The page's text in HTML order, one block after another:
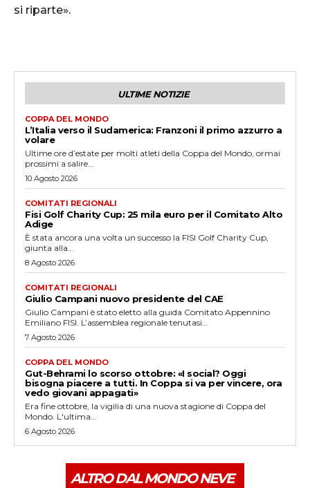
si riparte».
ULTIME NOTIZIE
COPPA DEL MONDO
L’Italia verso il Sudamerica: Franzoni il primo azzurro a
volare
Ultime ore d’estate per molti atleti della Coppa del Mondo, ormai
prossimi a salire...
10 Agosto 2026
COMITATI REGIONALI
Fisi Golf Charity Cup: 25 mila euro per il Comitato Alto
Adige
È stata ancora una volta un successo la FISI Golf Charity Cup,
giunta alla...
8 Agosto 2026
COMITATI REGIONALI
Giulio Campani nuovo presidente del CAE
Giulio Campani è stato eletto alla guida Comitato Appennino
Emiliano FISI. L’assemblea regionale tenutasi...
7 Agosto 2026
COPPA DEL MONDO
Gut-Behrami lo scorso ottobre: «I social? Oggi
bisogna piacere a tutti. In Coppa si va per vincere, ora
vedo giovani appagati»
Era fine ottobre, la vigilia di una nuova stagione di Coppa del
Mondo. L'ultima...
6 Agosto 2026
ALTRO DAL MONDO NEVE